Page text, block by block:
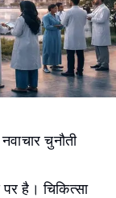
चुनौती
है। चिकित्सा